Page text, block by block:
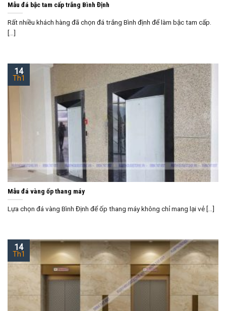
Mẫu đá bậc tam cấp trắng Bình Định
Rất nhiều khách hàng đã chọn đá trắng Bình định để làm bậc tam cấp.
[...]
Mẫu đá vàng ốp thang máy
Lựa chọn đá vàng Bình Định để ốp thang máy không chỉ mang lại vẻ [...]
14
Th1
14
Th1